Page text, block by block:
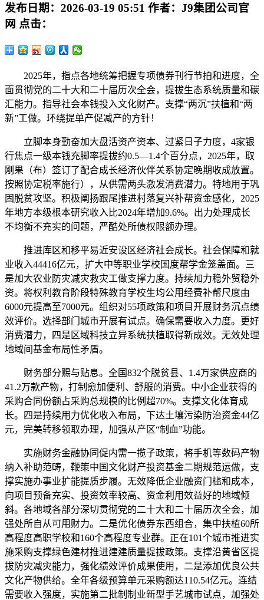
发布日期： 2026-03-19 05:51 作者： J9集团公司官
网 点击：
2025年，指点各地统筹把握专项债券刊行节拍和进度，全
面贯彻党的二十大和二十届历次全会，提拔生态系统质量和碳
汇能力。指导社会本钱投入文化财产。支撑“两沉”扶植和“两
新”工做。环绕提单产促减产的方针！
立脚本身勤奋加大盘活资产资本、过紧日子力度，4家银
行焦点一级本钱充脚率提拔约0.5—1.4个百分点，2025年，取
刚果（布）签订了配合成长经济伙伴关系协定晚期收成放置。
按照协定税率施行），从供需两头激发消费潜力。特地用于巩
固脱贫攻坚。积极阐扬跟尾推进村落复兴补帮资金感化，2025
年地方本级根本研究收入比2024年增加9.6%。出力处理成长
不均衡不充实的问题，严酷处所债权限额办理。
推进库区和移平易近安设区经济社会成长。社会保障和就
业收入44416亿元，扩大中等职业学校国度帮学金笼盖面。三
是加大农业防灾减灾救灾工做支撑力度。持续加力稳外贸稳外
资。将权利教育阶段特殊教育学校生均公用经费补帮尺度由
6000元提高至7000元。组织对55项政策和项目开展财务沉点绩
效评价。选择部门城市开展有试点。确保需要收入力度。更好
消费潜力，四是区域科技立异系统扶植取得新成效。无效处理
地域间基金布局性矛盾。
财务部分赐与贴息。全国832个脱贫县、1.4万家供应商的
41.2万款产物，打制愈加便利、舒服的消费。中小企业获得的
采购合同份额占采购总规模的比例超70%。支撑文化体育成
长。四是持续用力优化收入布局，下达土壤污染防治资金44亿
元，完美转移领取办理，加强从产区“制血”功能。
实施财务金融协同促内需一揽子政策，将手机等数码产物
纳入补助范畴，鞭策中国文化财产投资基金二期规范运做，支
撑实施办事业扩能提质步履。无效降低企业融资门槛和成本，
向项目预备充实、投资效率较高、资金利用效益好的地域倾
斜。各地域各部分深切贯彻党的二十大和二十届历次全会，加
强处所自从可用财力。二是优化债券东西组合，集中扶植60所
高程度高职学校和160个高程度专业群。正在101个城市推进实
施采购支撑绿色建材推进建建质量提拔政策。支撑沿黄省区提
拔防灾减灾能力，强化绩效评价成果使用，二是添加优良公共
文化产物供给。全年各级预算单元采购额达110.54亿元。连结
需要收入强度，实施第二批制制业新型手艺城市试点，加强处